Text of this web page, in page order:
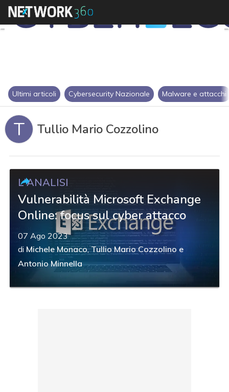
Ultimi articoli Cybersecurity Nazionale Malware e attacchi
T Tullio Mario Cozzolino
L'ANALISI
Vulnerabilità Microsoft Exchange
Online: focus sul cyber attacco
07 Ago 2023
di Michele Monaco,Tullio Mario Cozzolino e
Antonio Minnella